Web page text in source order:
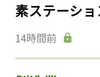
素ステーショ
14時間前